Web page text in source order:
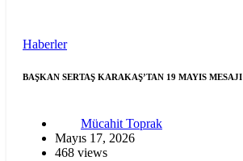
Haberler
BAŞKAN SERTAŞ KARAKAŞ’TAN 19 MAYIS MESAJI
Mücahit Toprak
Mayıs 17, 2026
468 views